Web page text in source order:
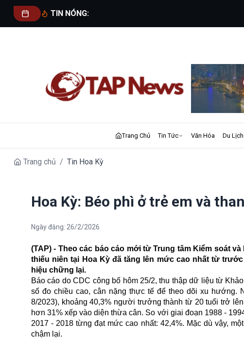
TIN NÓNG:
Trang Chủ Tin Tức Văn Hóa Du Lịch
Trang chủ / Tin Hoa Kỳ
Hoa Kỳ: Béo phì ở trẻ em và
Ngày đăng: 26/2/2026
(TAP) - Theo các báo cáo mới từ Trung tâm Kiểm soát
thiếu niên tại Hoa Kỳ đã tăng lên mức cao nhất từ
hiệu chững lại.
Báo cáo do CDC công bố hôm 25/2, thu thập dữ liệu từ
số đo chiều cao, cân nặng thực tế để theo dõi xu hướng.
8/2023), khoảng 40,3% người trưởng thành từ 20 tuổi trở
hơn 31% xếp vào diện thừa cân. So với giai đoạn 1988 -
2017 - 2018 từng đạt mức cao nhất: 42,4%. Mặc dù vậy,
chậm lại.